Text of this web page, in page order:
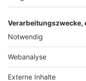
Nutzungsbedingungen